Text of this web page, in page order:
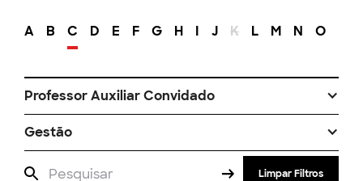
A B C D E F G H I J K L M N O
Professor Auxiliar Convidado
Gestão
Limpar Filtros